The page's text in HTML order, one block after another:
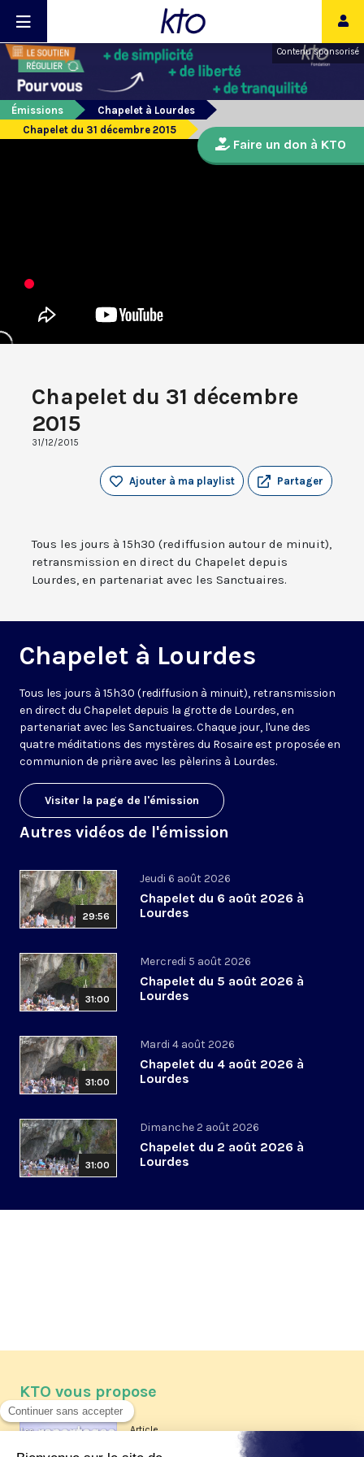
Contenu sponsorisé
Émissions
Chapelet à Lourdes
Chapelet du 31 décembre 2015
Chapelet du 31 décembre
2015
31/12/2015
Partager
Ajouter à ma playlist
Tous les jours à 15h30 (rediffusion autour de minuit),
retransmission en direct du Chapelet depuis
Lourdes, en partenariat avec les Sanctuaires.
Chapelet à Lourdes
Tous les jours à 15h30 (rediffusion à minuit), retransmission
en direct du Chapelet depuis la grotte de Lourdes, en
partenariat avec les Sanctuaires. Chaque jour, l'une des
quatre méditations des mystères du Rosaire est proposée en
communion de prière avec les pèlerins à Lourdes.
Visiter la page de l'émission
Autres vidéos de l'émission
29:56
Jeudi 6 août 2026
Chapelet du 6 août 2026 à
Lourdes
31:00
Mercredi 5 août 2026
Chapelet du 5 août 2026 à
Lourdes
31:00
Mardi 4 août 2026
Chapelet du 4 août 2026 à
Lourdes
31:00
Dimanche 2 août 2026
Chapelet du 2 août 2026 à
Lourdes
Faire un don à KTO
KTO vous propose
Article
Les reportages d'été 2026 de KTO